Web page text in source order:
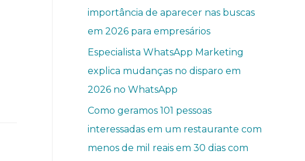
importância de aparecer nas buscas
em 2026 para empresários
Especialista WhatsApp Marketing
explica mudanças no disparo em
2026 no WhatsApp
Como geramos 101 pessoas
interessadas em um restaurante com
menos de mil reais em 30 dias com